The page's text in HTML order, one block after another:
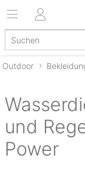
Outdoor
und
Power